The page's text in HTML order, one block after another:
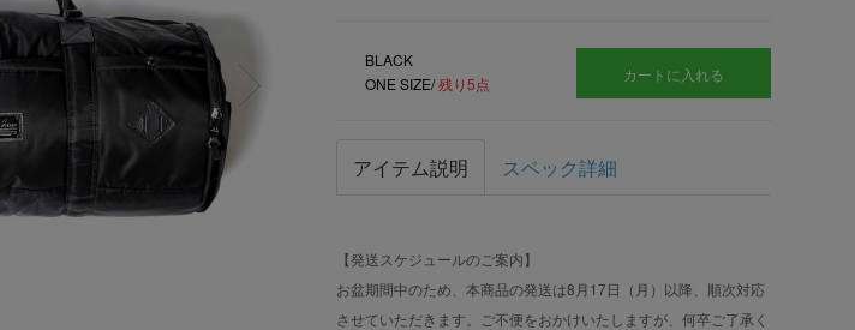
BLACK
ONE SIZE/残り5点
アイテム説明 スペック詳細
【発送スケジュールのご案内】
お盆期間中のため、本商品の発送は8月17日（月）以降、順次対応
させていただきます。ご不便をおかけいたしますが、何卒ご了承く